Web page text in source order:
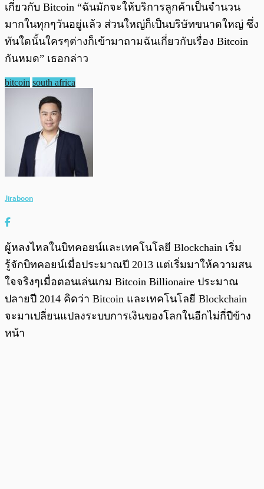
เกี่ยวกับ Bitcoin “ฉันมักจะให้บริการลูกค้าเป็นจำนวน
มากในทุกๆวันอยู่แล้ว ส่วนใหญ่ก็เป็นบริษัทขนาดใหญ่ ซึ่ง
ทันใดนั้นใครๆต่างก็เข้ามาถามฉันเกี่ยวกับเรื่อง Bitcoin
กันหมด” เธอกล่าว
bitcoin south africa
Jiraboon
ผู้หลงไหลในบิทคอยน์และเทคโนโลยี Blockchain เริ่ม
รู้จักบิทคอยน์เมื่อประมาณปี 2013 แต่เริ่มมาให้ความสน
ใจจริงๆเมื่อตอนเล่นเกม Bitcoin Billionaire ประมาณ
ปลายปี 2014 คิดว่า Bitcoin และเทคโนโลยี Blockchain
จะมาเปลี่ยนแปลงระบบการเงินของโลกในอีกไม่กี่ปีข้าง
หน้า